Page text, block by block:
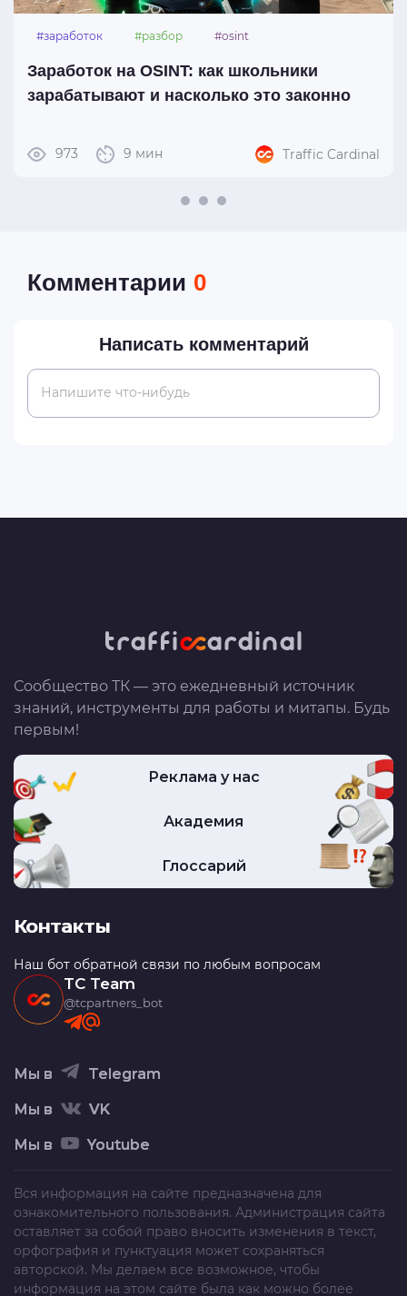
#заработок #разбор #osint
Заработок на OSINT: как школьники
зарабатывают и насколько это законно
973 9 мин Traffic Cardinal
Комментарии 0
Написать комментарий
Напишите что-нибудь
Сообщество ТК — это ежедневный источник
знаний, инструменты для работы и митапы. Будь
первым!
Реклама у нас
Академия
Глоссарий
Контакты
Наш бот обратной связи по любым вопросам
TC Team
@tcpartners_bot
Мы в Telegram
Мы в VK
Мы в Youtube
Вся информация на сайте предназначена для
ознакомительного пользования. Администрация сайта
оставляет за собой право вносить изменения в текст,
орфография и пунктуация может сохраняться
авторской. Мы делаем все возможное, чтобы
информация на этом сайте была как можно более